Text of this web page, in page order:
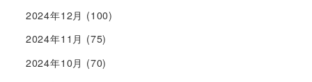
2024年12月 (100)
2024年11月 (75)
2024年10月 (70)